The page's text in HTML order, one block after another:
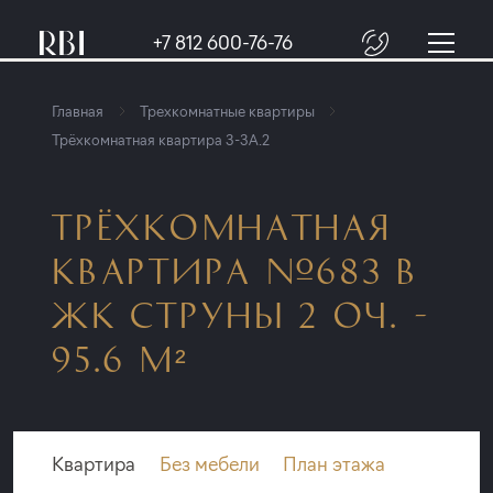
+7 812 600-76-76
Главная
Трехкомнатные квартиры
Трёхкомнатная квартира 3-3A.2
ТРЁХКОМНАТНАЯ
КВАРТИРА №683 В
ЖК СТРУНЫ 2 ОЧ. -
95.6 М²
Квартира Без мебели План этажа